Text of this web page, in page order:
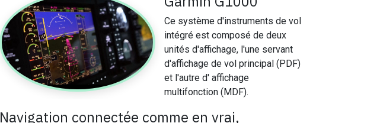
Ce système d'instruments de vol
intégré est composé de deux
unités d'affichage, l'une servant
d'affichage de vol principal (PDF)
et l'autre d' affichage
multifonction (MDF).
Navigation connectée comme en vrai,